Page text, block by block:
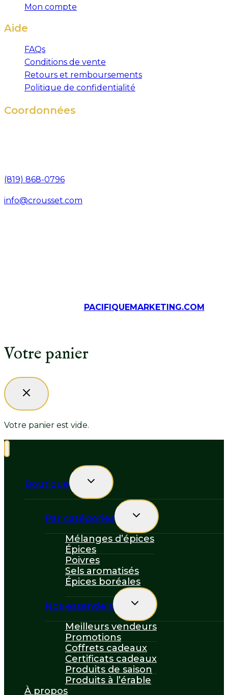
Mon compte
Aide
FAQs
Conditions de vente
Retours et remboursements
Politique de confidentialité
Coordonnées
(819) 868-0796
info@crousset.com
PACIFIQUEMARKETING.COM
Votre panier
Votre panier est vide.
Boutique
Toggle
menu
Par catégories
Toggle
menu
Mélanges d’épices
Épices
Poivres
Sels aromatisés
Épices boréales
Nos essentiels
Toggle
menu
Meilleurs vendeurs
Promotions
Coffrets cadeaux
Certificats cadeaux
Produits de saison
Produits à l’érable
À propos